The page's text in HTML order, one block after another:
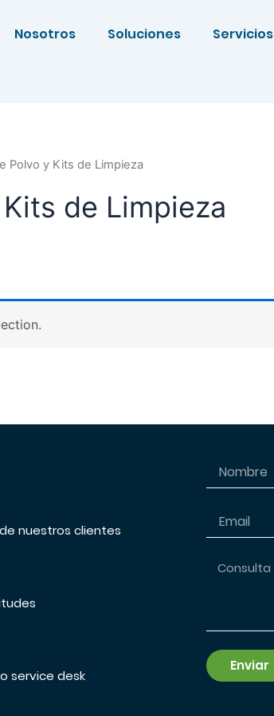
Nosotros Soluciones Servicios
Polvo y Kits de Limpieza
de Limpieza
nuestros clientes
service desk
Enviar